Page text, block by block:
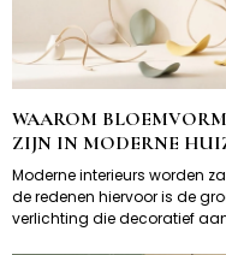
WAAROM
ZIJN IN MODERNE
Moderne interieurs worden
de redenen hiervoor is de
verlichting die decoratief